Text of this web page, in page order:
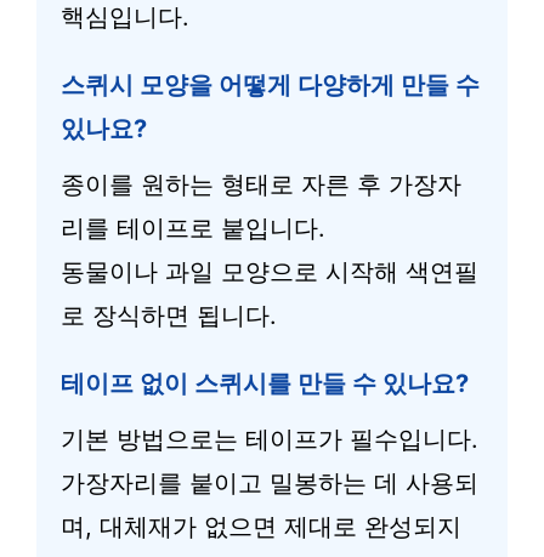
핵심입니다.
스퀴시 모양을 어떻게 다양하게 만들 수
있나요?
종이를 원하는 형태로 자른 후 가장자
리를 테이프로 붙입니다.
동물이나 과일 모양으로 시작해 색연필
로 장식하면 됩니다.
테이프 없이 스퀴시를 만들 수 있나요?
기본 방법으로는 테이프가 필수입니다.
가장자리를 붙이고 밀봉하는 데 사용되
며, 대체재가 없으면 제대로 완성되지